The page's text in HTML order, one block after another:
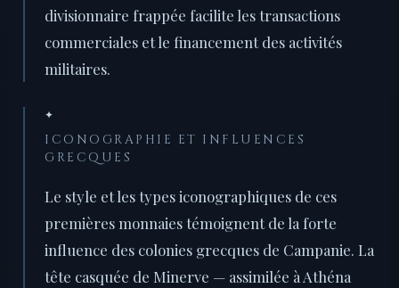
divisionnaire frappée facilite les transactions
commerciales et le financement des activités
militaires.
✦
ICONOGRAPHIE ET INFLUENCES
GRECQUES
Le style et les types iconographiques de ces
premières monnaies témoignent de la forte
influence des colonies grecques de Campanie. La
tête casquée de Minerve — assimilée à Athéna